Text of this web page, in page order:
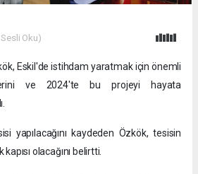
Oku)
Eskil'de istihdam yaratmak için önemli
ve 2024'te bu projeyi hayata
yapılacağını kaydeden Özkök, tesisin
olacağını belirtti.